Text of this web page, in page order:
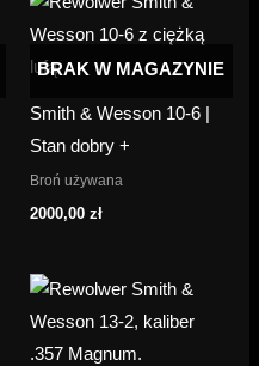
BRAK W MAGAZYNIE
Smith & Wesson 10-6 |
Stan dobry +
Broń używana
2000,00 zł